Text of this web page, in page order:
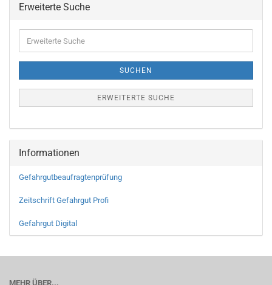
Erweiterte Suche
SUCHEN
ERWEITERTE SUCHE
Informationen
Gefahrgutbeaufragtenprüfung
Zeitschrift Gefahrgut Profi
Gefahrgut Digital
MEHR ÜBER...